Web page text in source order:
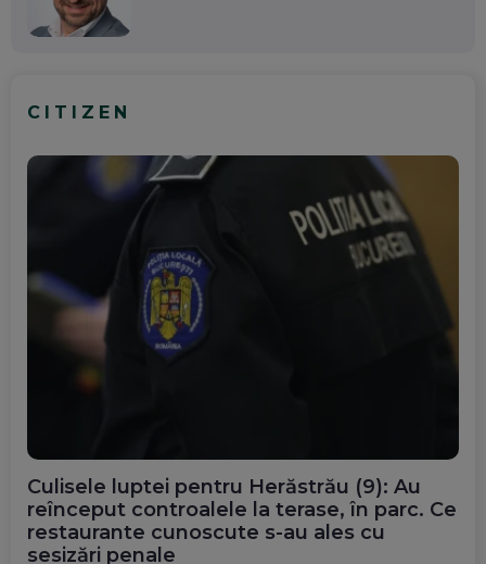
CITIZEN
Culisele luptei pentru Herăstrău (9): Au
reînceput controalele la terase, în parc. Ce
restaurante cunoscute s-au ales cu
sesizări penale